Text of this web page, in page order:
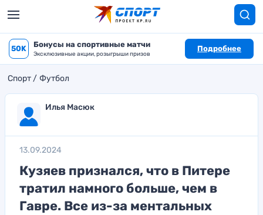
50K Бонусы на спортивные матчи
Эксклюзивные акции, розыгрыши призов
Подробнее
Спорт Футбол
Илья Масюк
13.09.2024
Кузяев признался, что в Питере
тратил намного больше, чем в
Гавре. Все из-за ментальных